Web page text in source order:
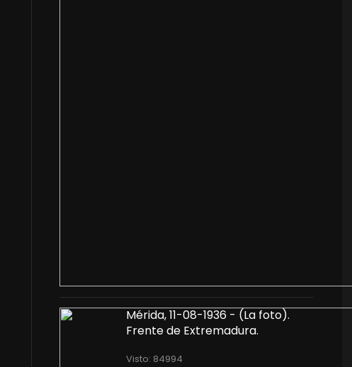
Mérida, 11-08-1936 - (La foto).
Frente de Extremadura.
Visto: 84994